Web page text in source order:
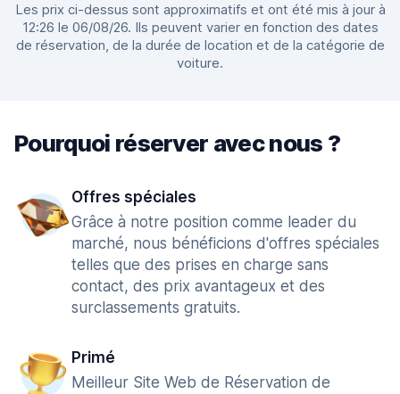
Les prix ci-dessus sont approximatifs et ont été mis à jour à
12:26 le 06/08/26. Ils peuvent varier en fonction des dates
de réservation, de la durée de location et de la catégorie de
voiture.
Pourquoi réserver avec nous ?
Offres spéciales
Grâce à notre position comme leader du
marché, nous bénéficions d'offres spéciales
telles que des prises en charge sans
contact, des prix avantageux et des
surclassements gratuits.
Primé
Meilleur Site Web de Réservation de